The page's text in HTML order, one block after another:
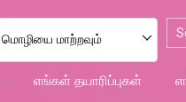
மொழியை மாற்றவும்
எங்கள் தயாரிப்புகள்